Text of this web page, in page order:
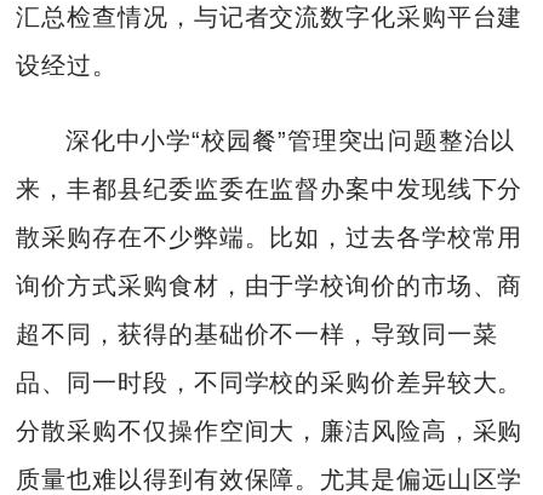
汇总检查情况，与记者交流数字化采购平台建
设经过。
深化中小学“校园餐”管理突出问题整治以
来，丰都县纪委监委在监督办案中发现线下分
散采购存在不少弊端。比如，过去各学校常用
询价方式采购食材，由于学校询价的市场、商
超不同，获得的基础价不一样，导致同一菜
品、同一时段，不同学校的采购价差异较大。
分散采购不仅操作空间大，廉洁风险高，采购
质量也难以得到有效保障。尤其是偏远山区学